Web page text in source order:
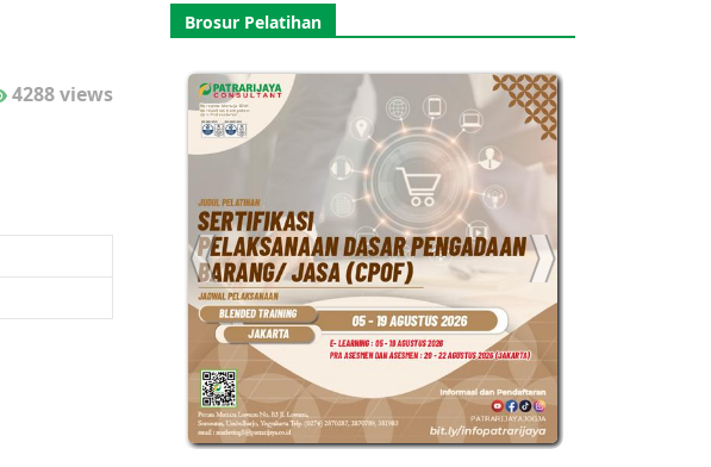
4288 views
Brosur Pelatihan